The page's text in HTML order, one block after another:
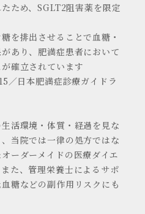
ため、SGLT2阻害薬を限定
を排出させることで血糖・
あり、肥満症患者において
確立されています
日本肥満症診療ガイドラ
活環境・体質・経過を見な
当院では一律の処方ではな
ーダーメイドの医療ダイエ
た、管理栄養士によるサポ
糖などの副作用リスクにも